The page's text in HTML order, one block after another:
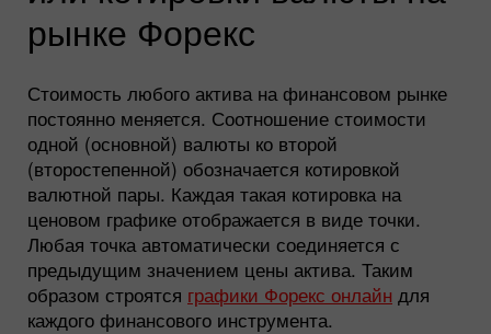
рынке Форекс
Стоимость любого актива на финансовом рынке
постоянно меняется. Соотношение стоимости
одной (основной) валюты ко второй
(второстепенной) обозначается котировкой
валютной пары. Каждая такая котировка на
ценовом графике отображается в виде точки.
Любая точка автоматически соединяется с
предыдущим значением цены актива. Таким
образом строятся графики Форекс онлайн для
каждого финансового инструмента.